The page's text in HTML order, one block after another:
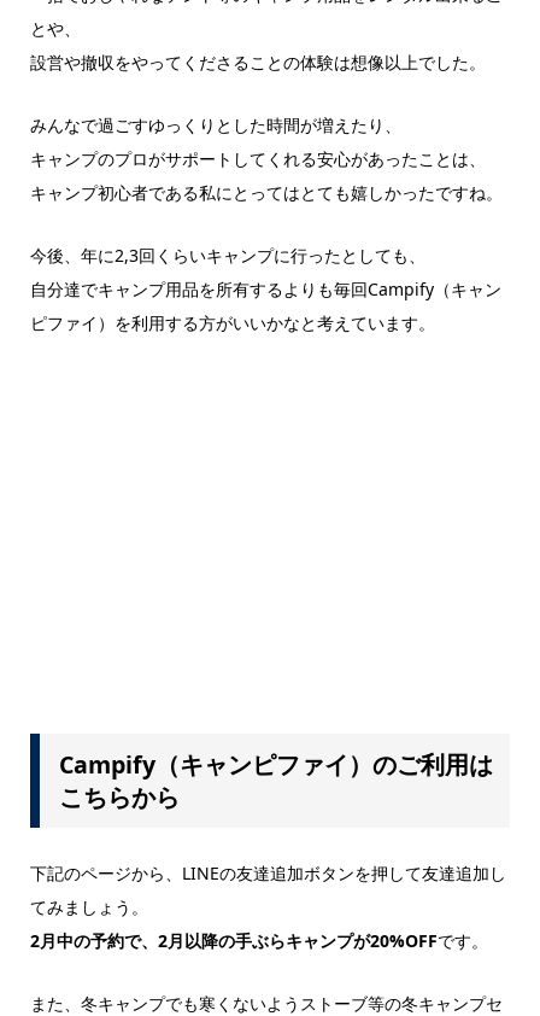
とや、
設営や撤収をやってくださることの体験は想像以上でした。
みんなで過ごすゆっくりとした時間が増えたり、
キャンプのプロがサポートしてくれる安心があったことは、
キャンプ初心者である私にとってはとても嬉しかったですね。
今後、年に2,3回くらいキャンプに行ったとしても、
自分達でキャンプ用品を所有するよりも毎回Campify（キャン
ピファイ）を利用する方がいいかなと考えています。
Campify（キャンピファイ）のご利用は
こちらから
下記のページから、LINEの友達追加ボタンを押して友達追加し
てみましょう。
2月中の予約で、2月以降の手ぶらキャンプが20%OFFです。
また、冬キャンプでも寒くないようストーブ等の冬キャンプセ